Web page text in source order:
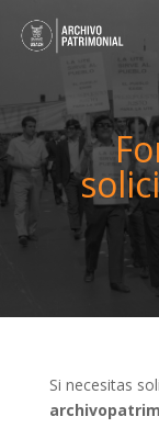
Si necesitas